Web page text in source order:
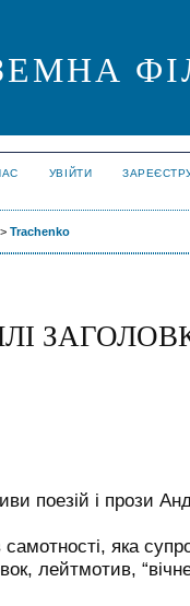
УВІЙТИ
> Trachenko
поезій і прози
яка
лейтмотив,